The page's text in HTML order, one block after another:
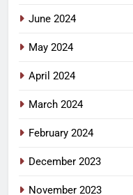
June 2024
May 2024
April 2024
March 2024
February 2024
December 2023
November 2023